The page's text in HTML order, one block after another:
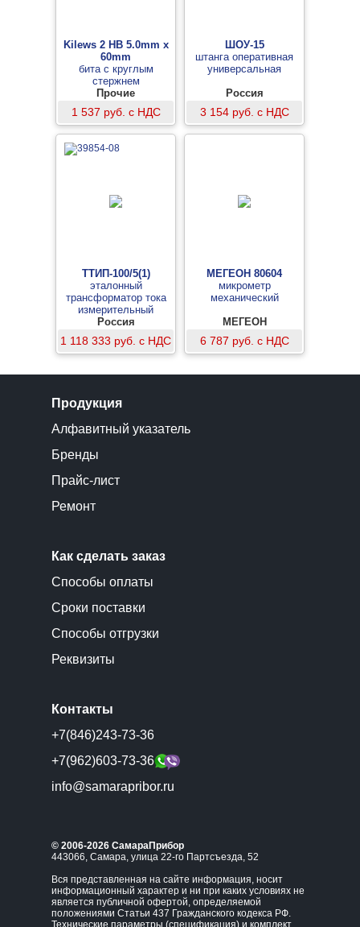
Kilews 2 HB 5.0mm x
60mm
бита с круглым
стержнем
Прочие
1 537 руб. с НДС
ШОУ-15
штанга оперативная
универсальная
Россия
3 154 руб. с НДС
ТТИП-100/5(1)
эталонный
трансформатор тока
измерительный
Россия
1 118 333 руб. с НДС
МЕГЕОН 80604
микрометр
механический
МЕГЕОН
6 787 руб. с НДС
Продукция
Алфавитный указатель
Бренды
Прайс-лист
Ремонт
Как сделать заказ
Способы оплаты
Сроки поставки
Способы отгрузки
Реквизиты
Контакты
+7(846)243-73-36
+7(962)603-73-36
info@samarapribor.ru
© 2006-2026 СамараПрибор
443066, Самара, улица 22-го Партсъезда, 52
Вся представленная на сайте информация, носит
информационный характер и ни при каких условиях не
является публичной офертой, определяемой
положениями Статьи 437 Гражданского кодекса РФ.
Технические параметры (спецификация) и комплект